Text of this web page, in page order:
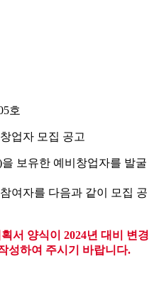
호
업자 모집 공고
보유한 예비창업자를 발굴
여자를 다음과 같이 모집 공
서 양식이 2024년 대비 변경
성하여 주시기 바랍니다.